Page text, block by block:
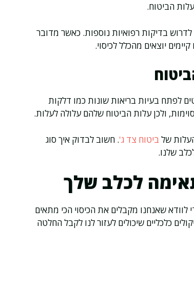
הביטוח.
בדיקות רפואיות נוספות. כאשר מדובר
יוצאים מהכלל לכיסוי.
לפתח בעיות בריאות שונות כמו דלקות
ולכן עלות הביטוח שלהם עלולה לעלות.
של ביטוח צד ג'. חשוב לבדוק איך סוג
שלנו.
לכלב שלך
שאנחנו מקבלים את הכיסוי הכי מתאים
כלכליים שיכולים לעזור לנו לקבל החלטה